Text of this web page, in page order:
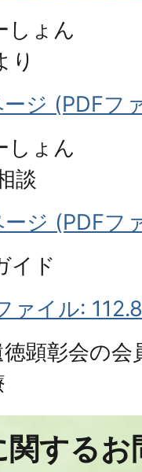
しょん
り
ジ (PDFフ
しょん
談
ジ (PDFフ
イド
ァイル:
顕彰会の
関する